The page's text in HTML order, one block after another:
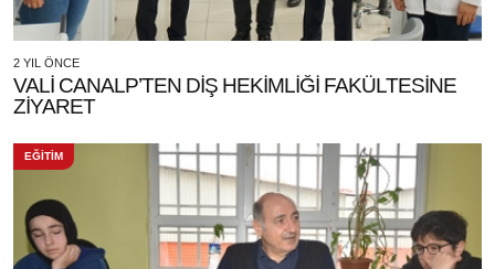
2 YIL ÖNCE
VALİ CANALP’TEN DİŞ HEKİMLİĞİ FAKÜLTESİNE
ZİYARET
EĞİTİM